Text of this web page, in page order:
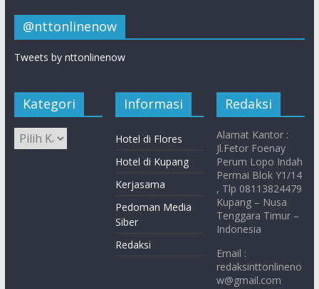
@nttonlinenow
Tweets by nttonlinenow
Kategori Informasi
Hotel di Flores
Hotel di Kupang
Kerjasama
Pedoman Media
Siber
Redaksi
Redaksi
Alamat Kantor :
Jl.Fetor Foenay
Perum Lopo Indah
Permai Blok Y1/14
, Tlp 08113824479
Kupang – Nusa
Tenggara Timur –
Indonesia
Email :
redaksinttonlineno
w@gmail.com